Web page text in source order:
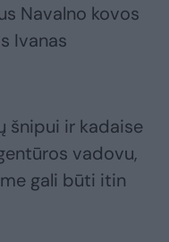
Navalno kovos
Ivanas
šnipui ir kadaise
vadovu,
gali būti itin